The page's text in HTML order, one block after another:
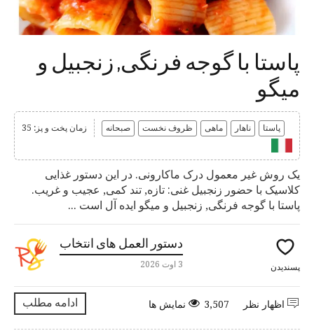
پاستا با گوجه فرنگی, زنجبیل و
میگو
زمان پخت و پز: 35 صبحانه ظروف نخست ماهی ناهار پاستا
یک روش غیر معمول درک ماکارونی. در این دستور غذایی
کلاسیک با حضور زنجبیل غنی: تازه, تند کمی, عجیب و غریب.
پاستا با گوجه فرنگی, زنجبیل و میگو ایده آل است ...
دستور العمل های انتخاب
3 اوت 2026 پسندیدن
ادامه مطلب اظهار نظر 3,507 نمایش ها